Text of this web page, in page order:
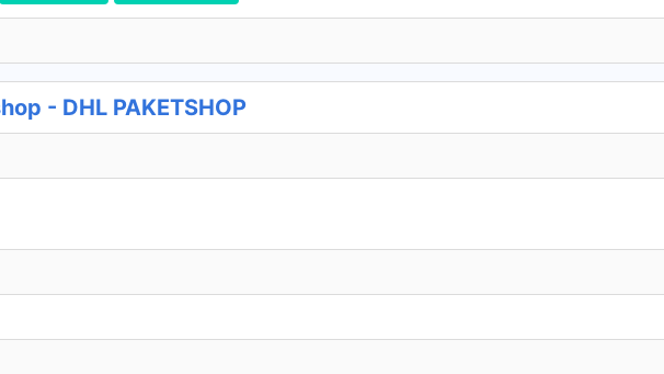
- DHL PAKETSHOP